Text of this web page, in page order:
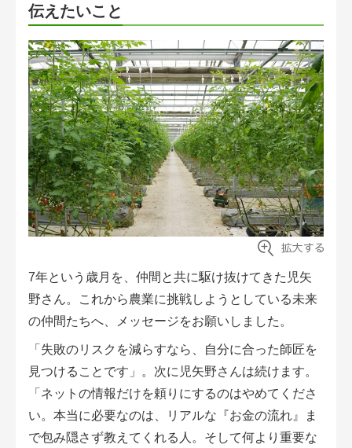
伝えたいこと
7年という歳月を、仲間と共に駆け抜けてきた児矢
野さん。これから農業に挑戦しようとしている未来
の仲間たちへ、メッセージをお願いしました。
「失敗のリスクを減らすなら、自分に合った師匠を
見つけることです」。次に児矢野さんは続けます。
「ネットの情報だけを頼りにするのはやめてくださ
い。本当に必要なのは、リアルな『お金の流れ』ま
で包み隠さず教えてくれる人。そして何より重要な